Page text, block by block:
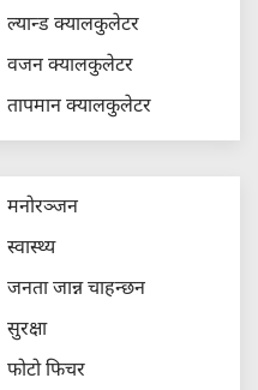
ल्यान्ड क्यालकुलेटर
वजन क्यालकुलेटर
तापमान क्यालकुलेटर
मनोरञ्जन
स्वास्थ्य
जनता जान्न चाहन्छन
सुरक्षा
फोटो फिचर